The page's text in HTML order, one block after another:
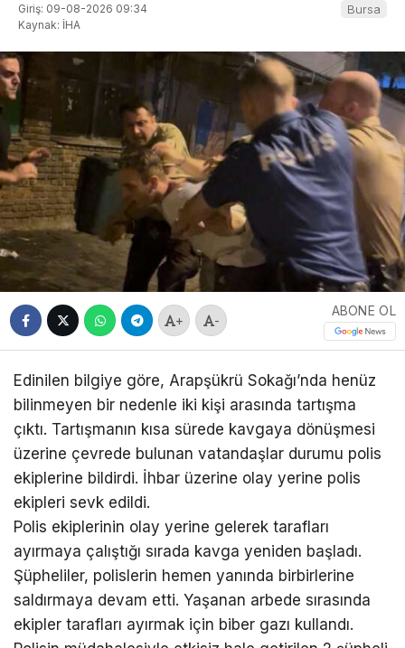
Giriş: 09-08-2026 09:34
Kaynak: İHA
Bursa
+ -
ABONE OL
Edinilen bilgiye göre, Arapşükrü Sokağı’nda henüz
bilinmeyen bir nedenle iki kişi arasında tartışma
çıktı. Tartışmanın kısa sürede kavgaya dönüşmesi
üzerine çevrede bulunan vatandaşlar durumu polis
ekiplerine bildirdi. İhbar üzerine olay yerine polis
ekipleri sevk edildi.
Polis ekiplerinin olay yerine gelerek tarafları
ayırmaya çalıştığı sırada kavga yeniden başladı.
Şüpheliler, polislerin hemen yanında birbirlerine
saldırmaya devam etti. Yaşanan arbede sırasında
ekipler tarafları ayırmak için biber gazı kullandı.